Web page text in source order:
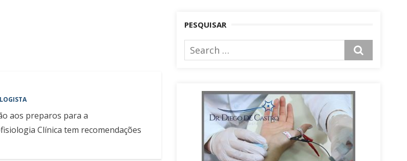
aos preparos para a
Clínica tem recomendações
PESQUISAR
Search
for: